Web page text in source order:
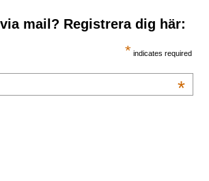
mail? Registrera dig här:
* indicates required
*